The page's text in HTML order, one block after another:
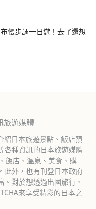
布慢步調一日遊！去了還想
旅遊媒體
紹日本旅遊景點、飯店預
各種資訊的日本旅遊媒體
飯店、溫泉、美食、購
此外，也有刊登日本政府
對於想透過出國旅行、
來享受精彩的日本之